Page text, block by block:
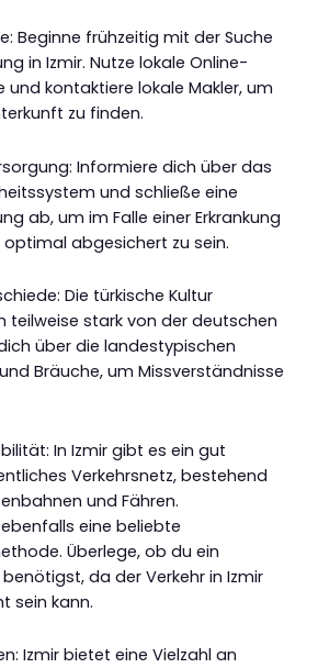
Beginne frühzeitig mit der Suche
in Izmir. Nutze lokale Online-
kontaktiere lokale Makler, um
zu finden.
Informiere dich über das
und schließe eine
ab, um im Falle einer Erkrankung
optimal abgesichert zu sein.
Die türkische Kultur
teilweise stark von der deutschen
über die landestypischen
Bräuche, um Missverständnisse
In Izmir gibt es ein gut
Verkehrsnetz, bestehend
und Fähren.
eine beliebte
Überlege, ob du ein
da der Verkehr in Izmir
sein kann.
Izmir bietet eine Vielzahl an